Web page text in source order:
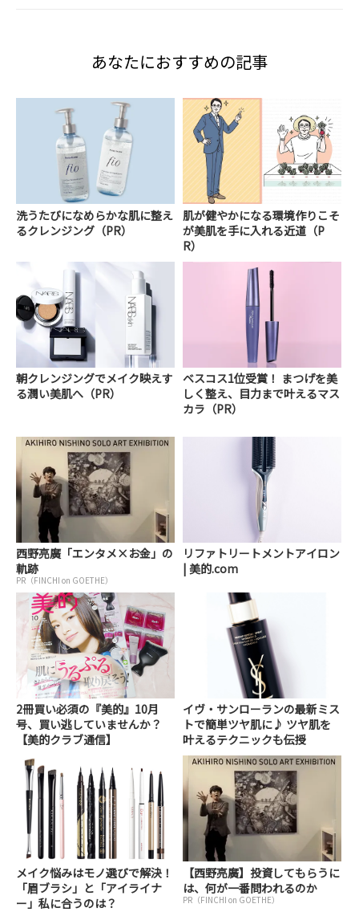
あなたにおすすめの記事
洗うたびになめらかな肌に整え
るクレンジング（PR）
肌が健やかになる環境作りこそ
が美肌を手に入れる近道（P
R）
朝クレンジングでメイク映えす
る潤い美肌へ（PR）
ベスコス1位受賞！ まつげを美
しく整え、目力まで叶えるマス
カラ（PR）
西野亮廣「エンタメ×お金」の
軌跡
PR（FINCHI on GOETHE）
リファトリートメントアイロン
| 美的.com
2冊買い必須の『美的』10月
号、買い逃していませんか？
【美的クラブ通信】
イヴ・サンローランの最新ミス
トで簡単ツヤ肌に♪ ツヤ肌を
叶えるテクニックも伝授
メイク悩みはモノ選びで解決！
「眉ブラシ」と「アイライナ
ー」私に合うのは？
【西野亮廣】投資してもらうに
は、何が一番問われるのか
PR（FINCHI on GOETHE）